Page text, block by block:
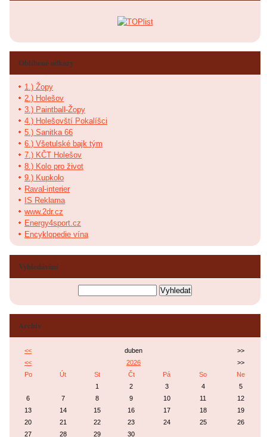
Oblíbené odkazy
1.) Žopy
2.) Holešov
3.) Paintball-Žopy
4.) Holešovští Pokalíšci
5.) Sanitka 66
6.) Všetulské bajk tým
7.) KČT Holešov
8.) Kolo pro život
9.) Kupkolo
Raval-interier
IS Reklama
www.2dr.cz
Energy4sport.cz
Encyklopedie vína
Vyhledávání
Archiv
<< duben
>>
<<
2026
>>
Po
Út St Čt Pá So
Ne
1
2 3 4
5
6
7 8 9 10 11
12
13
14 15 16 17 18
19
20
21 22 23 24 25
26
27
28 29 30